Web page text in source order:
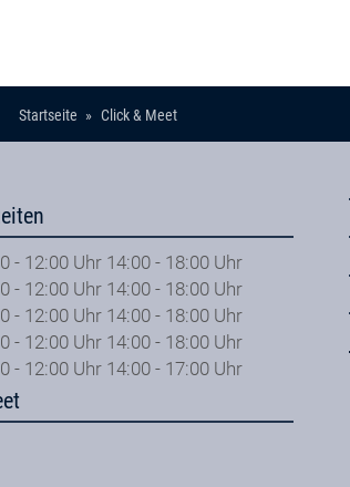
Startseite Click & Meet
- 12:00 Uhr 14:00 - 18:00 Uhr
- 12:00 Uhr 14:00 - 18:00 Uhr
- 12:00 Uhr 14:00 - 18:00 Uhr
- 12:00 Uhr 14:00 - 18:00 Uhr
- 12:00 Uhr 14:00 - 17:00 Uhr